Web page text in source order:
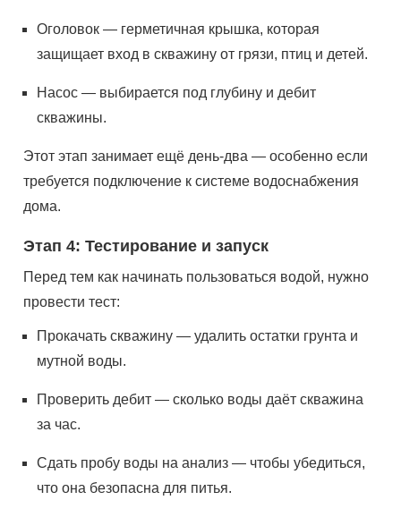
Оголовок — герметичная крышка, которая
защищает вход в скважину от грязи, птиц и детей.
Насос — выбирается под глубину и дебит
скважины.
Этот этап занимает ещё день-два — особенно если
требуется подключение к системе водоснабжения
дома.
Этап 4: Тестирование и запуск
Перед тем как начинать пользоваться водой, нужно
провести тест:
Прокачать скважину — удалить остатки грунта и
мутной воды.
Проверить дебит — сколько воды даёт скважина
за час.
Сдать пробу воды на анализ — чтобы убедиться,
что она безопасна для питья.